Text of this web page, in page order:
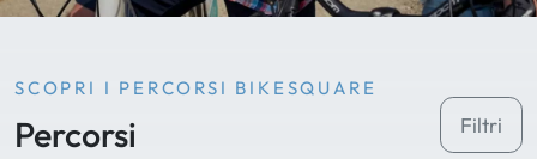
SCOPRI I PERCORSI BIKESQUARE
Percorsi Filtri